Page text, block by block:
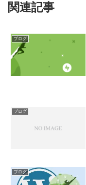
関連記事
ブログ
ブログ
ブログ